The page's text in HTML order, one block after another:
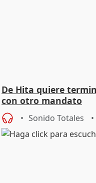
De Hita quiere
con otro mandato
Sonido Totales